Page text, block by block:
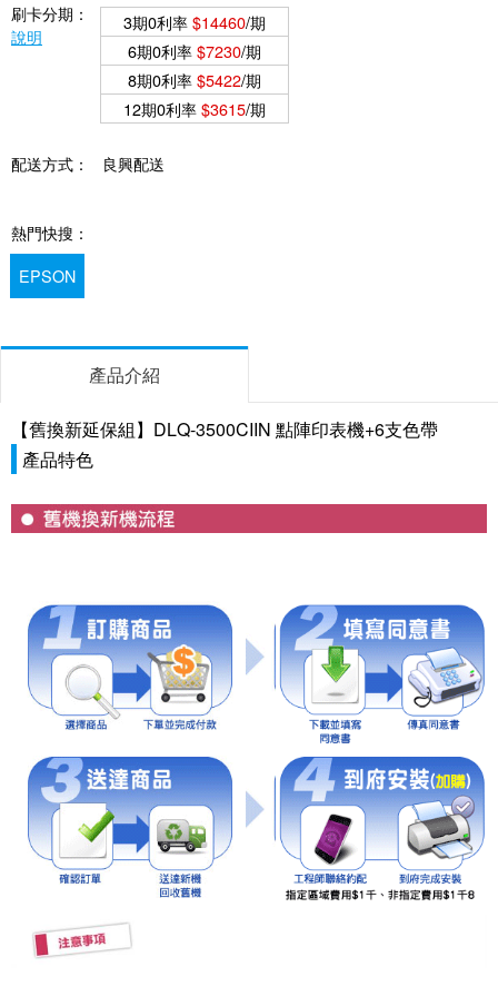
刷卡分期：
說明
3期0利率$14460/期
6期0利率$7230/期
8期0利率$5422/期
12期0利率$3615/期
配送方式： 良興配送
熱門快搜：
EPSON
產品介紹
【舊換新延保組】DLQ-3500CIIN 點陣印表機+6支色帶
產品特色